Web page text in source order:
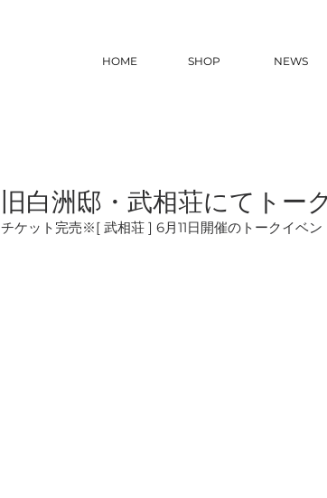
HOME SHOP NEWS
旧白洲邸・武相荘にてトー
チケット完売※[ 武相荘 ] 6月11日開催のトークイベン